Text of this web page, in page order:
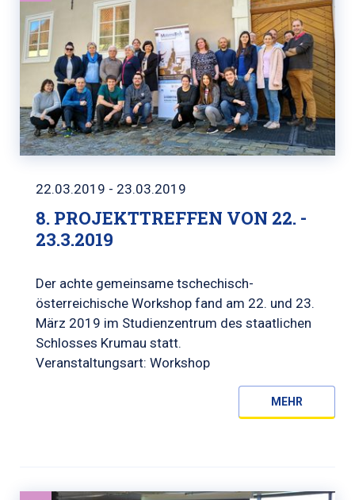
22.03.2019 - 23.03.2019
8. PROJEKTTREFFEN VON 22. -
23.3.2019
Der achte gemeinsame tschechisch-
österreichische Workshop fand am 22. und 23.
März 2019 im Studienzentrum des staatlichen
Schlosses Krumau statt.
Veranstaltungsart: Workshop
MEHR